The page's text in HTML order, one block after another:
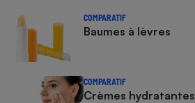
COMPARATIF
Baumes à lèvres
COMPARATIF
Crèmes hydratantes